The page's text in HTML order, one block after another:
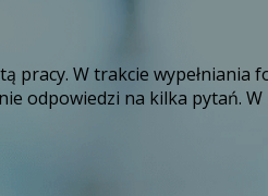
W trakcie
odpowiedzi na kilka pytań.